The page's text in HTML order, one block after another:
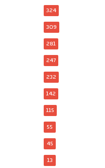
324
309
281
247
232
142
115
55
45
13